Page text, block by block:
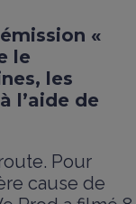
«
le
les
l’aide de
Pour
cause de